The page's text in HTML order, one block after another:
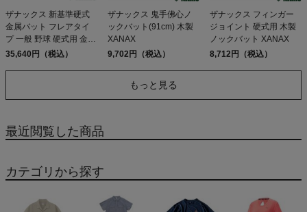
ザナックス 新基準硬式
金属バット フレアタイ
プ 一般 野球 硬式用 金属
製 バット 高校生 高校野
35,640円（税込）
ザナックス 鬼手佛心ノ
ックバット(91cm) 木製
XANAX
9,702円（税込）
ザナックス フィンガー
ジョイント 硬式用 木製
ノックバット XANAX
8,712円（税込）
もっと見る
最近閲覧した商品
カテゴリから探す